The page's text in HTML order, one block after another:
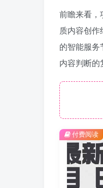
前瞻来看，
质内容创
的智能服
内容判断的
付费阅读